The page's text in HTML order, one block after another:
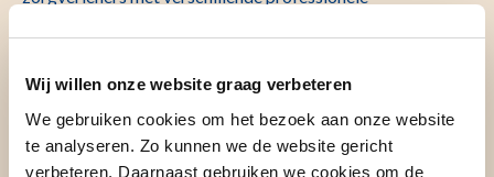
Wij willen onze website graag verbeteren
We gebruiken cookies om het bezoek aan onze website
te analyseren. Zo kunnen we de website gericht
verbeteren. Daarnaast gebruiken we cookies om de
Nils Steinz krijgt EULAR